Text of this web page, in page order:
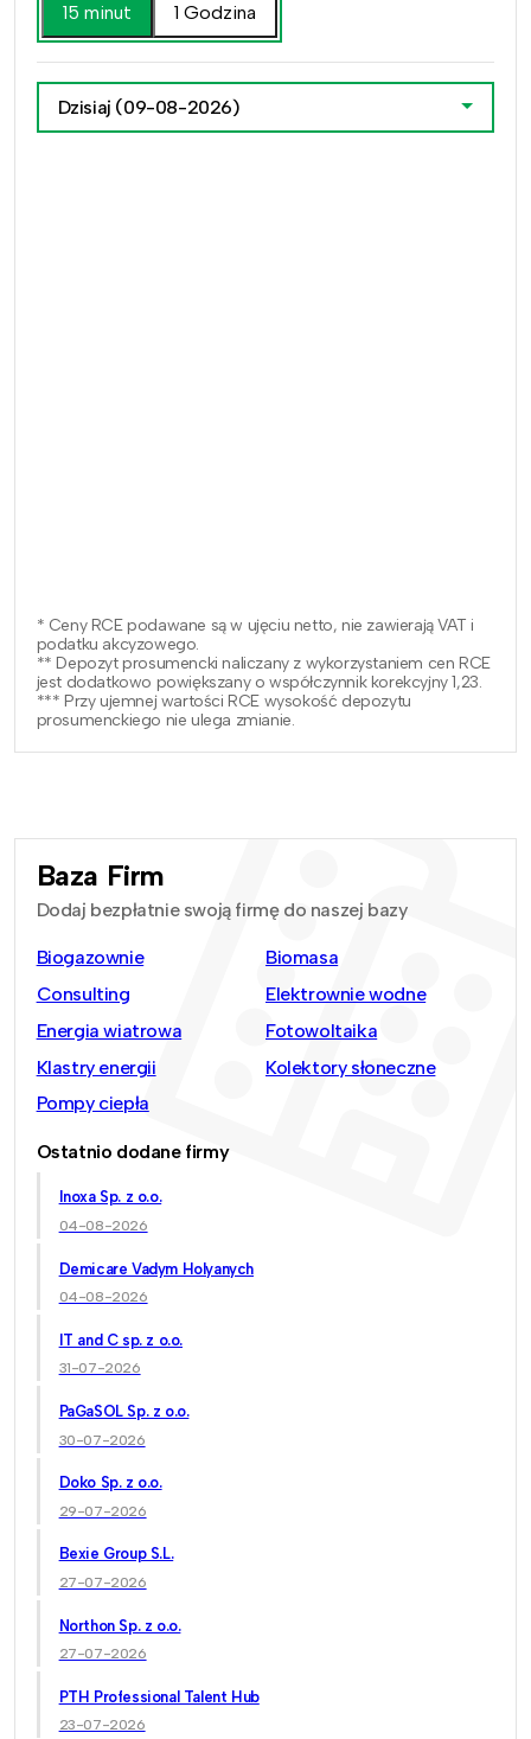
15 minut
1 Godzina
Dzisiaj (09-08-2026)
* Ceny RCE podawane są w ujęciu netto, nie zawierają VAT i
podatku akcyzowego.
** Depozyt prosumencki naliczany z wykorzystaniem cen RCE
jest dodatkowo powiększany o współczynnik korekcyjny 1,23.
*** Przy ujemnej wartości RCE wysokość depozytu
prosumenckiego nie ulega zmianie.
Baza Firm
Dodaj bezpłatnie swoją firmę do naszej bazy
Biogazownie
Biomasa
Consulting
Elektrownie wodne
Energia wiatrowa
Fotowoltaika
Klastry energii
Kolektory słoneczne
Pompy ciepła
Ostatnio dodane firmy
Inoxa Sp. z o.o.
04-08-2026
Demicare Vadym Holyanych
04-08-2026
IT and C sp. z o.o.
31-07-2026
PaGaSOL Sp. z o.o.
30-07-2026
Doko Sp. z o.o.
29-07-2026
Bexie Group S.L.
27-07-2026
Northon Sp. z o.o.
27-07-2026
PTH Professional Talent Hub
23-07-2026